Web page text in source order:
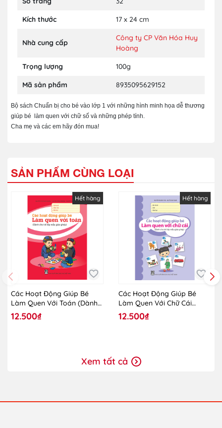
Kích thước 17 x 24 cm
Nhà cung cấp
Công ty CP Văn Hóa Huy
Hoàng
Trọng lượng 100g
Mã sản phẩm 8935095629152
Bộ sách Chuẩn bị cho bé vào lớp 1 với những hình minh họa dễ thương
giúp bé làm quen với chữ số và những phép tính.
Cha mẹ và các em hãy đón mua!
SẢN PHẨM CÙNG LOẠI
Hết hàng
Các Hoạt Động Giúp Bé
Làm Quen Với Toán (Dành
Cho Trẻ Lớp Mẫu Giáo
Ghép)
12.500₫
Hết hàng
Các Hoạt Động Giúp Bé
Làm Quen Với Chữ Cái
(Dành Cho Trẻ Lớp Mẫu
Giáo Ghép)
12.500₫
Xem tất cả